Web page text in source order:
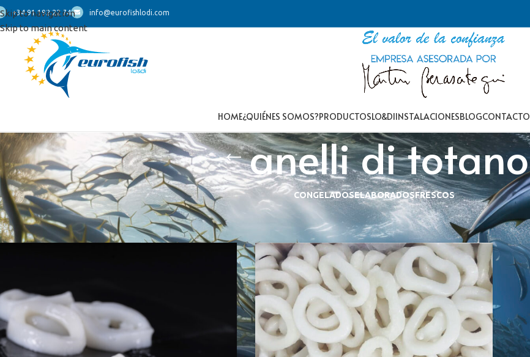
Skip to navigation
Skip to main content
+34 91 192 22 74 info@eurofishlodi.com
HOME¿QUIÉNES SOMOS?PRODUCTOSLO&DIINSTALACIONESBLOGCONTACTO
anelli di totano
CONGELADOSELABORADOSFRESCOS
Inicio/Productos etiquetados “anelli di totano”